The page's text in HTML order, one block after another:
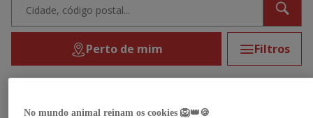
Perto de mim Filtros
No mundo animal reinam os cookies 🦁👑🍪